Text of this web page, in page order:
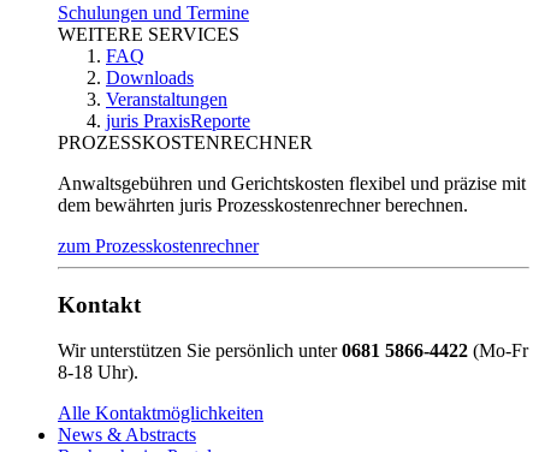
Schulungen und Termine
WEITERE SERVICES
FAQ
Downloads
Veranstaltungen
juris PraxisReporte
PROZESSKOSTENRECHNER
Anwaltsgebühren und Gerichtskosten flexibel und präzise mit
dem bewährten juris Prozesskostenrechner berechnen.
zum Prozesskostenrechner
Kontakt
Wir unterstützen Sie persönlich unter0681 5866-4422 (Mo-Fr
8-18 Uhr).
Alle Kontaktmöglichkeiten
News & Abstracts